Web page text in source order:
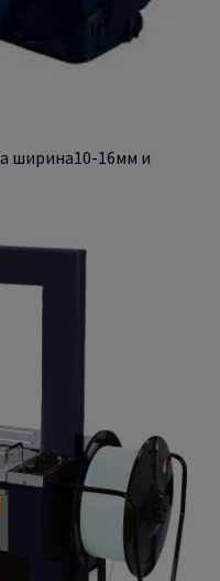
ширина10-16мм и